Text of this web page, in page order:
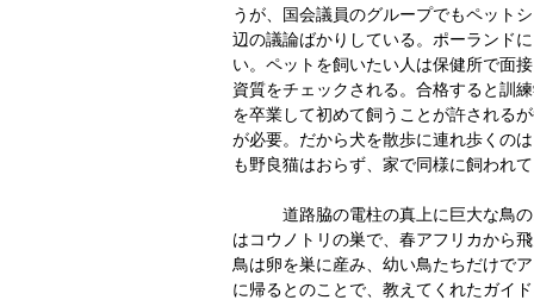
うが、国会議員のグループでもペット
辺の議論ばかりしている。ポーランド
い。ペットを飼いたい人は保健所で面
資質をチェックされる。合格すると訓
を卒業して初めて飼うことが許される
が必要。だから犬を散歩に連れ歩くの
も野良猫はおらず、家で同様に飼われ
道路脇の電柱の真上に巨大な鳥の
はコウノトリの巣で、春アフリカから
鳥は卵を巣に産み、幼い鳥たちだけで
に帰るとのことで、教えてくれたガイ